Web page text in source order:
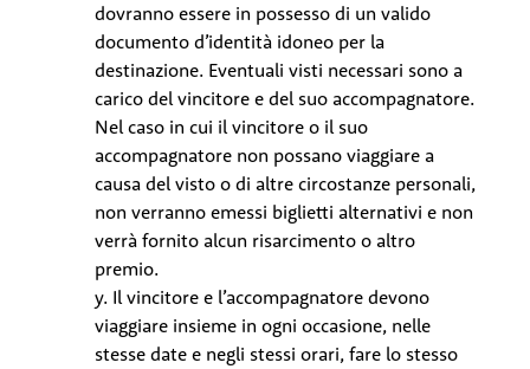
dovranno essere in possesso di un valido
documento d’identità idoneo per la
destinazione. Eventuali visti necessari sono a
carico del vincitore e del suo accompagnatore.
Nel caso in cui il vincitore o il suo
accompagnatore non possano viaggiare a
causa del visto o di altre circostanze personali,
non verranno emessi biglietti alternativi e non
verrà fornito alcun risarcimento o altro
premio.
y. Il vincitore e l’accompagnatore devono
viaggiare insieme in ogni occasione, nelle
stesse date e negli stessi orari, fare lo stesso